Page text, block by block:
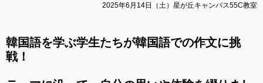
2025年6月14日（土）星が丘キャンパス55C教室
韓国語を学ぶ学生たちが韓国語での作文に挑
戦！